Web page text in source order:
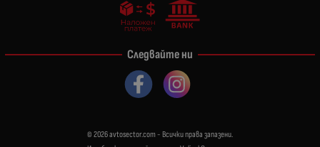
Следвайте ни
© 2026avtosector.com - Всички права запазени.